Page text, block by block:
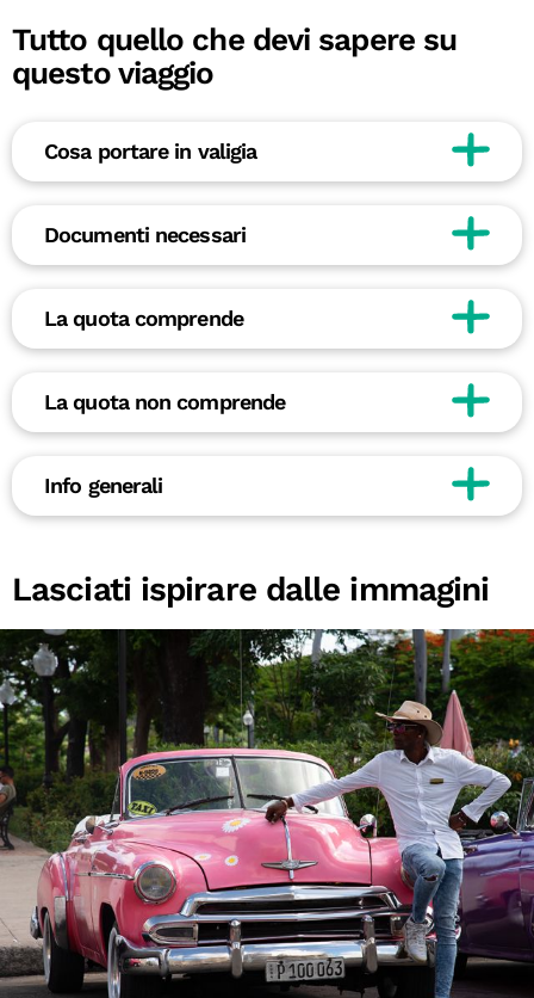
Tutto quello che devi sapere su
questo viaggio
Cosa portare in valigia
Documenti necessari
La quota comprende
La quota non comprende
Info generali
Lasciati ispirare dalle immagini